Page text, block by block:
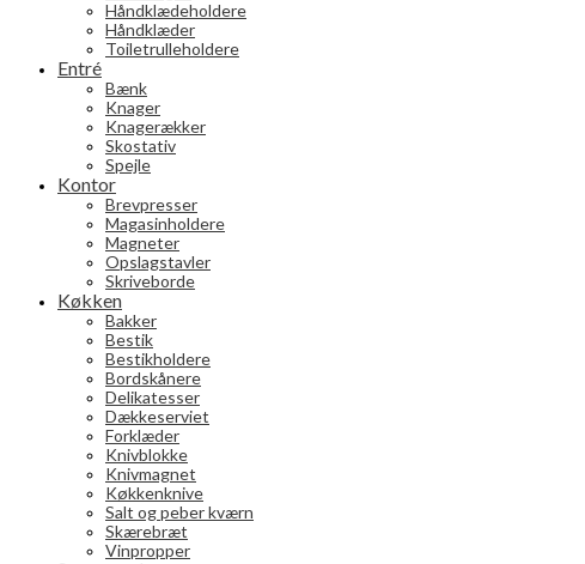
Håndklædeholdere
Håndklæder
Toiletrulleholdere
Entré
Bænk
Knager
Knagerækker
Skostativ
Spejle
Kontor
Brevpresser
Magasinholdere
Magneter
Opslagstavler
Skriveborde
Køkken
Bakker
Bestik
Bestikholdere
Bordskånere
Delikatesser
Dækkeserviet
Forklæder
Knivblokke
Knivmagnet
Køkkenknive
Salt og peber kværn
Skærebræt
Vinpropper